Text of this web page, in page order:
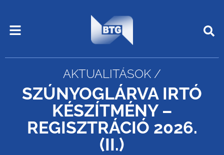
Menu
AKTUALITÁSOK /
SZÚNYOGLÁRVA IRTÓ
KÉSZÍTMÉNY –
REGISZTRÁCIÓ 2026.
(II.)